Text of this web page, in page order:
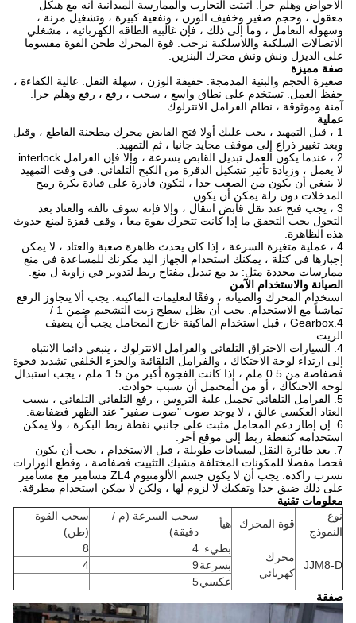
الاحواض وهلم جرا.
أثبتت التجارب والممارسة الميدانية أنه مع هيكل
معقول ، وحجم صغير وخفيف الوزن ، ونفعية كبيرة ، وتشغيل مرنة ،
وسهولة التعامل ، وما إلى ذلك ، فإن غالبية الطاقة الكهربائية ، مشغلي
الاتصالات السلكية واللاسلكية نرحب.
قوة المحرك طحن القوة مقسوما
على الديزل ونش ونش محرك البنزين.
صفة مميزة
صغيرة الحجم والبنية المدمجة. خفيفة الوزن ، سهلة النقل. عالية الكفاءة ،
حفظ العمل. تستخدم على نطاق واسع ، سحب ، رفع ، رفع وهلم جرا.
آمنة وموثوقة ، نظام الفرامل الانترلوك.
عملية
1 ، قبل التمهيد ، يجب عليك أولا فتح القابض محرك مطحنة القاطع ، وقبل
وبعد تغيير ذراع إلى موقف محايد جانبا ، ثم التمهيد.
2 ، عندما يكون العمل تبديل القابض بسرعة ، وإلا فإن الفرامل interlock
لا يعمل ، وزيادة تأثير تشكيل الدقرة من الكبح التلقائي.
في وقت التمهيد
لا ينبغي أن يكون من الصعب جدا ، لتكون قادرة على قيادة بكرة رمح
المدخلات دون زلة يمكن أن يكون.
3 ، يجب فتح عند نقل قابض انتقال ، وإلا فإنه سوف تالفة والعتاد بعد
التحول يجب التحقق ما إذا كانت تتحرك بقوة معا ، وقف قفزة لمنع حدوث
هذه الظاهرة.
4 ، عملية متغيرة السرعة ، إذا كان يحدث ظاهرة صعبة والعتاد ، لا يمكن
إجبارها في كتلة ، يمكنك استخدام الجهاز اليد مكرنك للمساعدة في منع
ممارسات محددة مثل: يد مع تبديل مفتاح ربط لتدوير في زاوية ل منع.
الصيانة والاستخدام الآمن
استخدام المحرك والصيانة ، وفقًا لتعليمات الماكينة.
يجب ألا يتجاوز الرفع
تماشياً مع الاستخدام. يجب أن يظل سطح زيت التشحيم ضمن 1 /
4.Gearbox ، قبل استخدام الماكينة خارج المحامل يجب أن يضيف
الزيت.
4. السيارات الاحتراق التلقائي والفرامل الانترلوك ، ينبغي دائما الانتباه
إلى ارتداء لوحة الاحتكاك ، والفرامل التلقائية والجزء الخلفي تشديد فجوة
فضفاضة من 0.5 ملم ، إذا كانت الفجوة أكبر من 1.5 ملم ، يجب استبدال
لوحة الاحتكاك ، أو من المحتمل أن تسبب حوادث.
5. الفرامل التلقائي تحميل علبة التروس ، رفع التلقائي التلقائي ، بسبب
العتاد العكسي عالق ، لا يوجد صوت "صوت صفير" عند الظهر فضفاضة.
6. إن إطار دعم المحامل مثبت على جانبي نقطة ربط البكرة ، ولا يمكن
استخدامه كنقطة ربط إلى موقع آخر.
7. بعد طائرة النقل لمسافات طويلة ، قبل الاستخدام ، يجب أن يكون
فحصا مفصلا للمكونات المختلفة مشبك التثبيت فضفاضة ، وقطع الوزارات
تسرب راكدة.
يجب أن لا يكون جسم الألومنيوم ZL4 مسامير مع مسامير
على ذلك ضيق جدا وتفكيك لا لزوم لها ، ولكن لا يمكن استخدام مطرقة.
معلومات تقنية
نوع
النموذج
قوة المحرك هيأ
سحب السرعة (م /
دقيقة)
سحب القوة
(طن)
JJM8-D
محرك
كهربائي
بطيء 4
بسرعة9
4
عكسي 5
صفقة